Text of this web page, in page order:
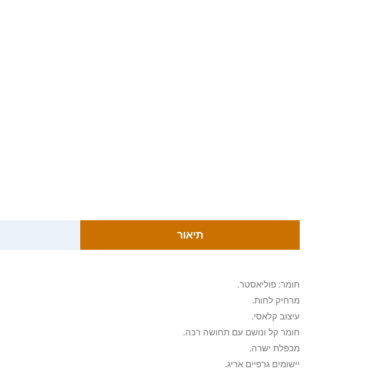
תיאור
חומר: פוליאסטר.
מרחיק לחות.
עיצוב קלאסי.
חומר קל ונושם עם תחושה רכה.
מכפלת ישרה.
יישומים גרפיים אריג.